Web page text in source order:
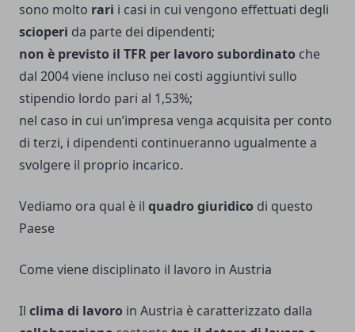
sono molto rari i casi in cui vengono effettuati degli
scioperi da parte dei dipendenti;
non è previsto il TFR per lavoro subordinato che
dal 2004 viene incluso nei costi aggiuntivi sullo
stipendio lordo pari al 1,53%;
nel caso in cui un’impresa venga acquisita per conto
di terzi, i dipendenti continueranno ugualmente a
svolgere il proprio incarico.
Vediamo ora qual è il quadro giuridico di questo
Paese
Come viene disciplinato il lavoro in Austria
Il clima di lavoro in Austria è caratterizzato dalla